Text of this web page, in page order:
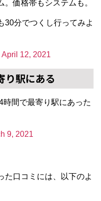
価格帯もシステムも。
30分でつくし行ってみよ
April 12, 2021
り駅にある
間で最寄り駅にあった
9, 2021
た口コミには、以下のよ